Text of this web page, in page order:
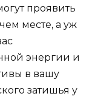
проявить
месте, а уж
энергии и
в вашу
затишья у